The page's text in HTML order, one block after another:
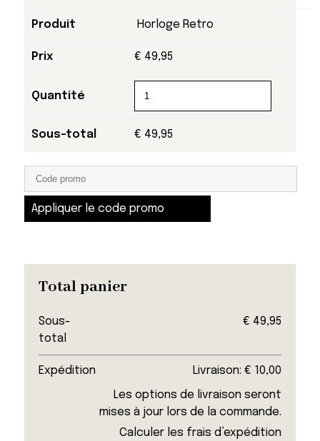
Horloge Retro
€ 49,95
€ 49,95
Appliquer le code promo
Total panier
Sous-
total
€ 49,95
Expédition Livraison: € 10,00
Les options de livraison seront
mises à jour lors de la commande.
Calculer les frais d’expédition